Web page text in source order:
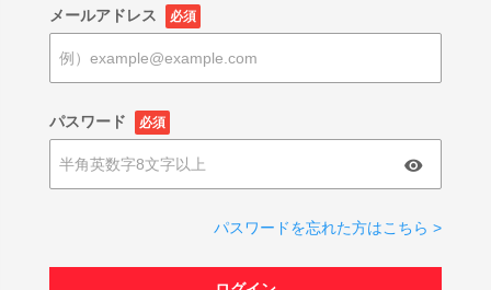
メールアドレス 必須
パスワード 必須
パスワードを忘れた方はこちら >